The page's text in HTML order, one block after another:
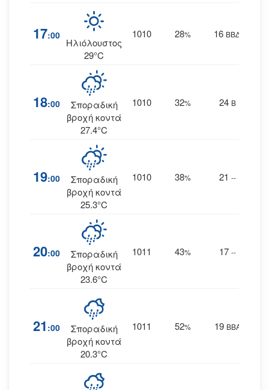
17:00
Ηλιόλουστος
29°C
1010 28% 16 ΒΒΔ
18:00
Σποραδική
βροχή κοντά
27.4°C
1010 32% 24 Β
19:00
Σποραδική
βροχή κοντά
25.3°C
1010 38% 21 --
20:00
Σποραδική
βροχή κοντά
23.6°C
1011 43% 17 --
21 :00
Σποραδική
βροχή κοντά
20.3°C
1011 52% 19 ΒΒΑ